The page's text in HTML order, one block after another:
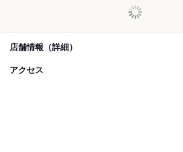
店舗情報（詳細）
アクセス